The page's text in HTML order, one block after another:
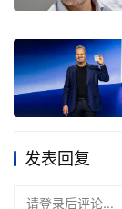
发表回复
请登录后评论...